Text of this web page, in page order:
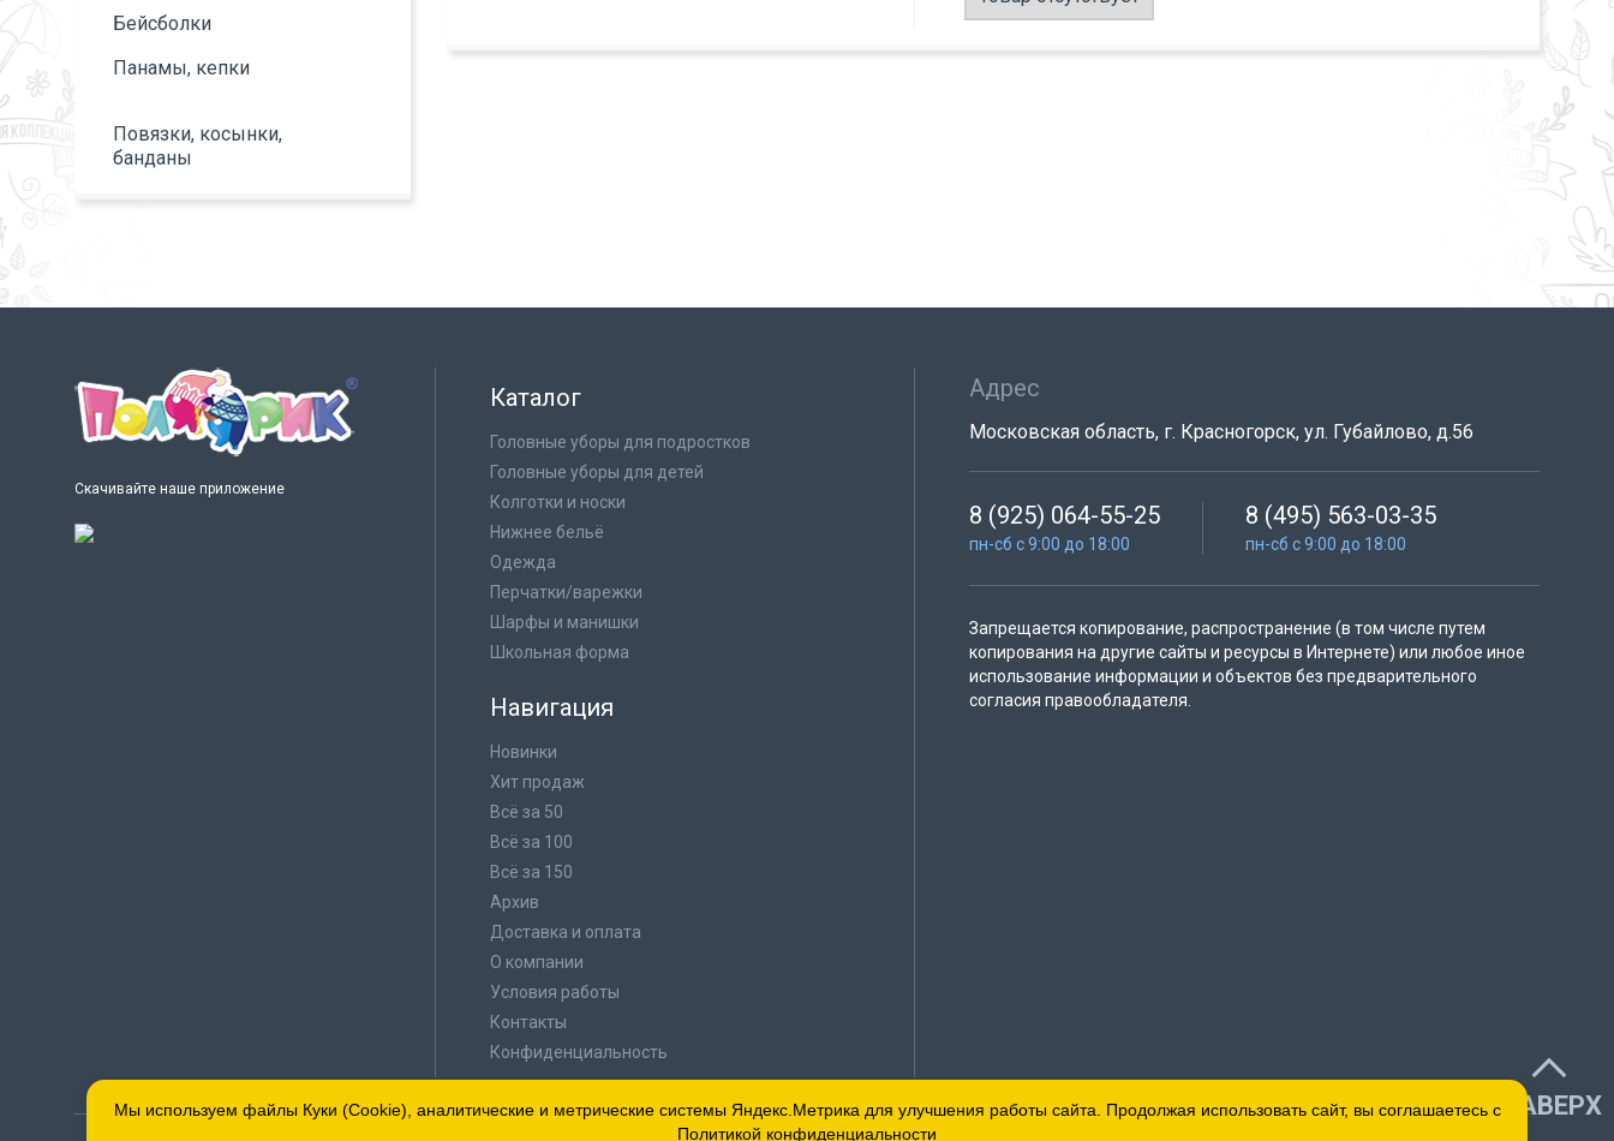
Бейсболки
Панамы, кепки
Повязки, косынки,
банданы
Скачивайте наше приложение
Каталог
Головные уборы для подростков
Головные уборы для детей
Колготки и носки
Нижнее бельё
Одежда
Перчатки/варежки
Шарфы и манишки
Школьная форма
Навигация
Новинки
Хит продаж
Всё за 50
Всё за 100
Всё за 150
Архив
Доставка и оплата
О компании
Условия работы
Контакты
Конфиденциальность
Адрес
Московская область, г. Красногорск, ул. Губайлово, д.56
8 (925) 064-55-25
пн-сб с 9:00 до 18:00
8 (495) 563-03-35
пн-сб с 9:00 до 18:00
Запрещается копирование, распространение (в том числе путем
копирования на другие сайты и ресурсы в Интернете) или любое иное
использование информации и объектов без предварительного
согласия правообладателя.
НАВЕРХ
Мы используем файлы Куки (Cookie), аналитические и метрические системы Яндекс.Метрика для улучшения работы сайта. Продолжая использовать сайт, вы соглашаетесь с
Политикой конфиденциальности